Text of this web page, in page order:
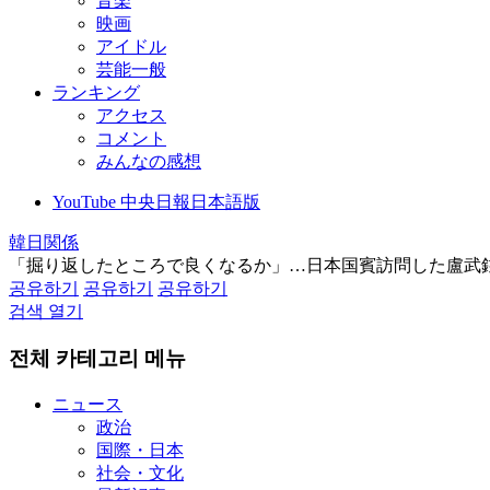
映画
アイドル
芸能一般
ランキング
アクセス
コメント
みんなの感想
YouTube 中央日報日本語版
韓日関係
「掘り返したところで良くなるか」…日本国賓訪問した盧武
공유하기
공유하기
공유하기
검색 열기
전체 카테고리 메뉴
ニュース
政治
国際・日本
社会・文化